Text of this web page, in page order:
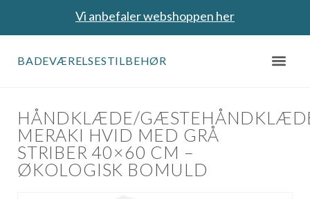
Vi anbefaler webshoppen her
BADEVÆRELSESTILBEHØR
HÅNDKLÆDE/
MERAKI HVID MED GRÅ
STRIBER 40×60 CM –
ØKOLOGISK BOMULD